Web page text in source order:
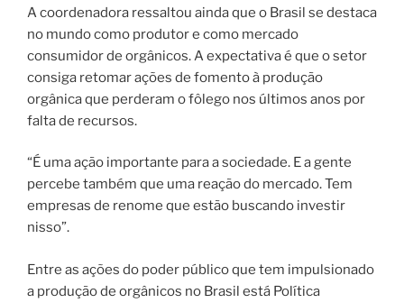
A coordenadora ressaltou ainda que o Brasil se destaca
no mundo como produtor e como mercado
consumidor de orgânicos. A expectativa é que o setor
consiga retomar ações de fomento à produção
orgânica que perderam o fôlego nos últimos anos por
falta de recursos.
“É uma ação importante para a sociedade. E a gente
percebe também que uma reação do mercado. Tem
empresas de renome que estão buscando investir
nisso”.
Entre as ações do poder público que tem impulsionado
a produção de orgânicos no Brasil está Política